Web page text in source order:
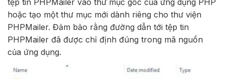
hoặc tạo một thư mục mới dành riêng cho thư viện
PHPMailer. Đảm bảo rằng đường dẫn tới tệp tin
PHPMailer đã được chỉ định đúng trong mã nguồn
của ứng dụng.